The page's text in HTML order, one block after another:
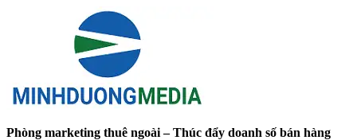
Phòng marketing thuê ngoài – Thúc đẩy doanh số bán hàng